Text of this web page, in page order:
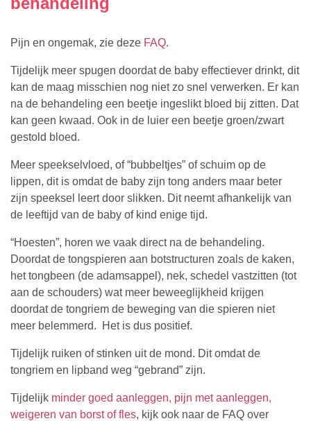
Pijn en ongemak, zie deze FAQ.
Tijdelijk meer spugen doordat de baby effectiever drinkt, dit
kan de maag misschien nog niet zo snel verwerken. Er kan
na de behandeling een beetje ingeslikt bloed bij zitten. Dat
kan geen kwaad. Ook in de luier een beetje groen/zwart
gestold bloed.
Meer speekselvloed, of “bubbeltjes” of schuim op de
lippen, dit is omdat de baby zijn tong anders maar beter
zijn speeksel leert door slikken. Dit neemt afhankelijk van
de leeftijd van de baby of kind enige tijd.
“Hoesten”, horen we vaak direct na de behandeling.
Doordat de tongspieren aan botstructuren zoals de kaken,
het tongbeen (de adamsappel), nek, schedel vastzitten (tot
aan de schouders) wat meer beweeglijkheid krijgen
doordat de tongriem de beweging van die spieren niet
meer belemmerd. Het is dus positief.
Tijdelijk ruiken of stinken uit de mond. Dit omdat de
tongriem en lipband weg “gebrand” zijn.
Tijdelijk minder goed aanleggen, pijn met aanleggen,
weigeren van borst of fles, kijk ook naar de FAQ over